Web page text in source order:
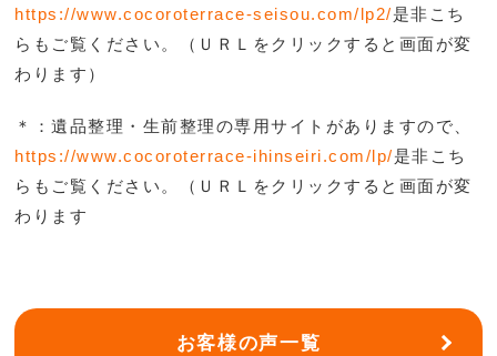
https://www.cocoroterrace-seisou.com/lp2/是非こち
らもご覧ください。（ＵＲＬをクリックすると画面が変
わります）
＊：遺品整理・生前整理の専用サイトがありますので、
https://www.cocoroterrace-ihinseiri.com/lp/是非こち
らもご覧ください。（ＵＲＬをクリックすると画面が変
わります
お客様の声一覧